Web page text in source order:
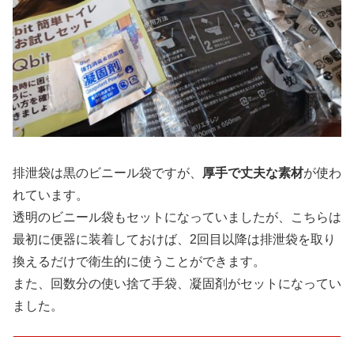
排泄袋は黒のビニール袋ですが、 厚手で丈夫な素材が使わ
れています。
透明のビニール袋もセットになっていましたが、こちらは
最初に便器に装着しておけば、2回目以降は排泄袋を取り
換えるだけで衛生的に使うことができます。
また、回数分の使い捨て手袋、凝固剤がセットになってい
ました。